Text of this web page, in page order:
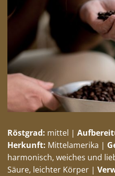
Röstgrad: mittel |
Herkunft: Mittelamerika |
harmonisch, weiches und
Säure, leichter Körper |